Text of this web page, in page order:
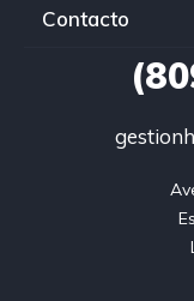
Contacto